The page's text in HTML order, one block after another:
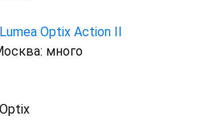
Optix Action II
много